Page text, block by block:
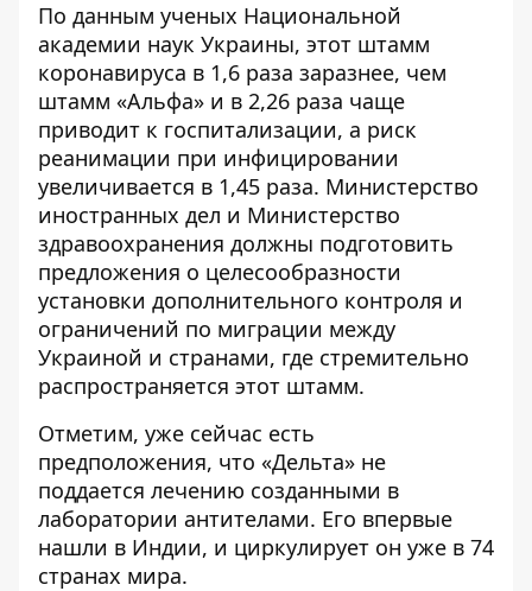
По данным ученых Национальной
академии наук Украины, этот штамм
коронавируса в 1,6 раза заразнее, чем
штамм «Альфа» и в 2,26 раза чаще
приводит к госпитализации, а риск
реанимации при инфицировании
увеличивается в 1,45 раза. Министерство
иностранных дел и Министерство
здравоохранения должны подготовить
предложения о целесообразности
установки дополнительного контроля и
ограничений по миграции между
Украиной и странами, где стремительно
распространяется этот штамм.
Отметим, уже сейчас есть
предположения, что «Дельта» не
поддается лечению созданными в
лаборатории антителами. Его впервые
нашли в Индии, и циркулирует он уже в 74
странах мира.